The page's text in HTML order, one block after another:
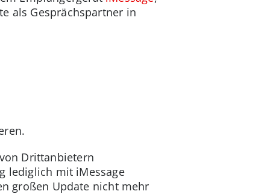
als Gesprächspartner in
Drittanbietern
lediglich mit iMessage
großen Update nicht mehr